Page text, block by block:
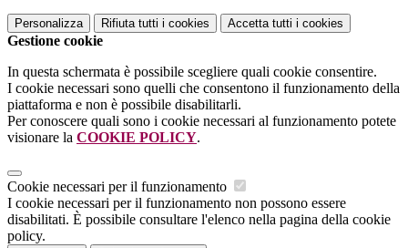
Personalizza Rifiuta tutti i cookies Accetta tutti i cookies
Gestione cookie
In questa schermata è possibile scegliere quali cookie consentire.
I cookie necessari sono quelli che consentono il funzionamento della
piattaforma e non è possibile disabilitarli.
Per conoscere quali sono i cookie necessari al funzionamento potete
visionare la COOKIE POLICY.
Cookie necessari per il funzionamento
I cookie necessari per il funzionamento non possono essere
disabilitati. È possibile consultare l'elenco nella pagina della cookie
policy.